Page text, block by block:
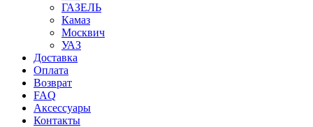
ГАЗЕЛЬ
Камаз
Москвич
УАЗ
Доставка
Оплата
Возврат
FAQ
Аксессуары
Контакты